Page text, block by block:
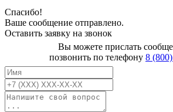
Спасибо!
Ваше сообщение отправлено.
Оставить заявку на звонок
Вы можете прислать
позвонить по телефону 8